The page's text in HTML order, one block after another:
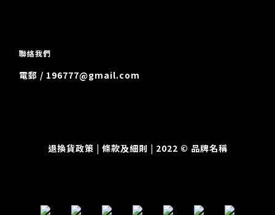
聯絡我們
電郵 / 196777@gmail.com
退換貨政策 | 條款及細則 | 2022 © 品牌名稱